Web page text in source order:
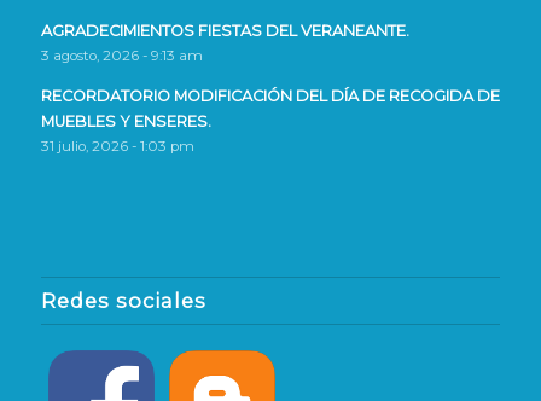
AGRADECIMIENTOS FIESTAS DEL VERANEANTE.
3 agosto, 2026 - 9:13 am
RECORDATORIO MODIFICACIÓN DEL DÍA DE RECOGIDA DE
MUEBLES Y ENSERES.
31 julio, 2026 - 1:03 pm
Redes sociales